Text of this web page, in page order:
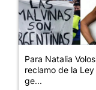
Para Natalia
reclamo de la
ge...